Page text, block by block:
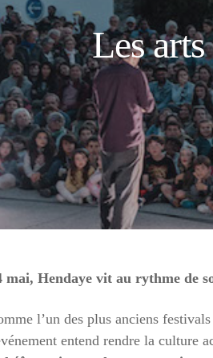
Les
mai, Hendaye vit au rythme de
l’un des plus anciens
entend rendre la culture